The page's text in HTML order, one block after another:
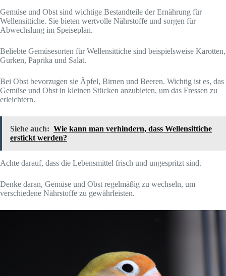
Gemüse und Obst sind wichtige Bestandteile der Ernährung für
Wellensittiche. Sie bieten wertvolle Nährstoffe und sorgen für
Abwechslung im Speiseplan.
Beliebte Gemüsesorten für Wellensittiche sind beispielsweise Karotten,
Gurken, Paprika und Salat.
Bei Obst bevorzugen sie Äpfel, Birnen und Beeren. Wichtig ist es, das
Gemüse und Obst in kleinen Stücken anzubieten, um das Fressen zu
erleichtern.
Siehe auch: Wie kann man verhindern, dass Wellensittiche
erstickt werden?
Achte darauf, dass die Lebensmittel frisch und ungespritzt sind.
Denke daran, Gemüse und Obst regelmäßig zu wechseln, um
verschiedene Nährstoffe zu gewährleisten.